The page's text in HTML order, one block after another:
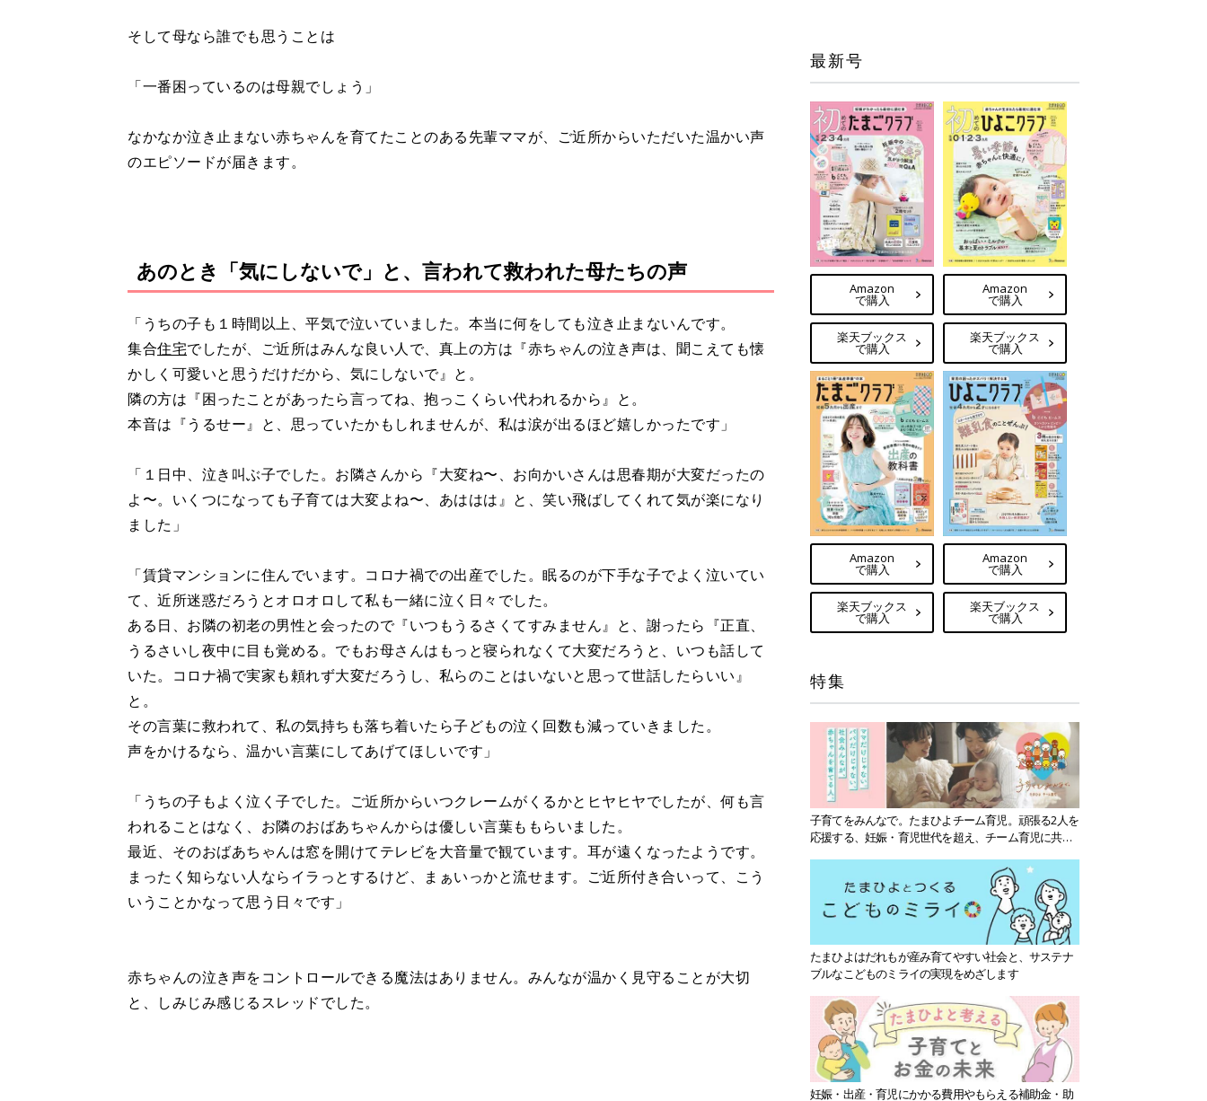
そして母なら誰でも思うことは
「一番困っているのは母親でしょう」
なかなか泣き止まない赤ちゃんを育てたことのある先輩ママが、ご近所からいただいた温かい声
のエピソードが届きます。
あのとき「気にしないで」と、言われて救われた母たちの声
「うちの子も１時間以上、平気で泣いていました。本当に何をしても泣き止まないんです。
集合住宅でしたが、ご近所はみんな良い人で、真上の方は『赤ちゃんの泣き声は、聞こえても懐
かしく可愛いと思うだけだから、気にしないで』と。
隣の方は『困ったことがあったら言ってね、抱っこくらい代われるから』と。
本音は『うるせー』と、思っていたかもしれませんが、私は涙が出るほど嬉しかったです」
「１日中、泣き叫ぶ子でした。お隣さんから『大変ね〜、お向かいさんは思春期が大変だったの
よ〜。いくつになっても子育ては大変よね〜、あははは』と、笑い飛ばしてくれて気が楽になり
ました」
「賃貸マンションに住んでいます。コロナ禍での出産でした。眠るのが下手な子でよく泣いてい
て、近所迷惑だろうとオロオロして私も一緒に泣く日々でした。
ある日、お隣の初老の男性と会ったので『いつもうるさくてすみません』と、謝ったら『正直、
うるさいし夜中に目も覚める。でもお母さんはもっと寝られなくて大変だろうと、いつも話して
いた。コロナ禍で実家も頼れず大変だろうし、私らのことはいないと思って世話したらいい』
と。
その言葉に救われて、私の気持ちも落ち着いたら子どもの泣く回数も減っていきました。
声をかけるなら、温かい言葉にしてあげてほしいです」
「うちの子もよく泣く子でした。ご近所からいつクレームがくるかとヒヤヒヤでしたが、何も言
われることはなく、お隣のおばあちゃんからは優しい言葉ももらいました。
最近、そのおばあちゃんは窓を開けてテレビを大音量で観ています。耳が遠くなったようです。
まったく知らない人ならイラっとするけど、まぁいっかと流せます。ご近所付き合いって、こう
いうことかなって思う日々です」
赤ちゃんの泣き声をコントロールできる魔法はありません。みんなが温かく見守ることが大切
と、しみじみ感じるスレッドでした。
最新号
Amazon
で購入
楽天ブックス
で購入
Amazon
で購入
楽天ブックス
で購入
Amazon
で購入
楽天ブックス
で購入
Amazon
で購入
楽天ブックス
で購入
特集
子育てをみんなで。たまひよチーム育児。頑張る2人を
応援する、妊娠・育児世代を超え、チーム育児に共感
たまひよはだれもが産み育てやすい社会と、サステナ
ブルなこどものミライの実現をめざします
妊娠・出産・育児にかかる費用やもらえる補助金・助